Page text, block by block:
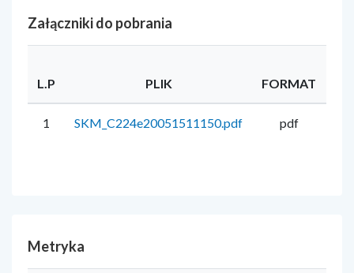
Załączniki do pobrania
L.P PLIK FORMAT
1 SKM_C224e20051511150.pdf pdf
Metryka